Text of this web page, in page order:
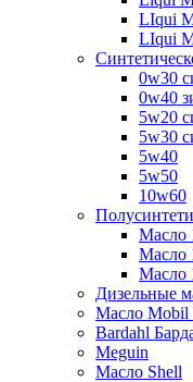
LIqui
LIqui
0w30
0w40
5w20
5w30
5w40
5w50
10w60
Масло
Масло
Масло
Дизельные
Масло Mobil
Bardahl
Meguin
Масло Shell